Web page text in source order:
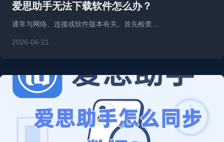
爱思助手无法下载软件怎么办？
通常与网络、连接或软件版本有关。首先检查…
2026-06-21